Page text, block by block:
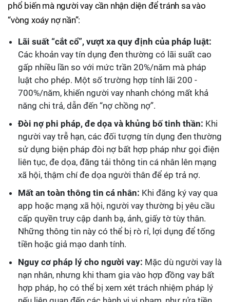
phổ biến mà người vay cần nhận diện để tránh sa vào
“vòng xoáy nợ nần”:
Lãi suất “cắt cổ”, vượt xa quy định của pháp luật:
Các khoản vay tín dụng đen thường có lãi suất cao
gấp nhiều lần so với mức trần 20%/năm mà pháp
luật cho phép. Một số trường hợp tính lãi 200 -
700%/năm, khiến người vay nhanh chóng mất khả
năng chi trả, dẫn đến “nợ chồng nợ”.
Đòi nợ phi pháp, đe dọa và khủng bố tinh thần: Khi
người vay trễ hạn, các đối tượng tín dụng đen thường
sử dụng biện pháp đòi nợ bất hợp pháp như gọi điện
liên tục, đe dọa, đăng tải thông tin cá nhân lên mạng
xã hội, thậm chí đe dọa người thân để ép trả nợ.
Mất an toàn thông tin cá nhân: Khi đăng ký vay qua
app hoặc mạng xã hội, người vay thường bị yêu cầu
cấp quyền truy cập danh bạ, ảnh, giấy tờ tùy thân.
Những thông tin này có thể bị rò rỉ, lợi dụng để tống
tiền hoặc giả mạo danh tính.
Nguy cơ pháp lý cho người vay: Mặc dù người vay là
nạn nhân, nhưng khi tham gia vào hợp đồng vay bất
hợp pháp, họ có thể bị xem xét trách nhiệm pháp lý